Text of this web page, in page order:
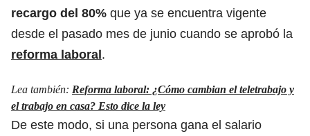
recargo del 80% que ya se encuentra vigente
desde el pasado mes de junio cuando se aprobó la
reforma laboral.
Lea también: Reforma laboral: ¿Cómo cambian el teletrabajo y
el trabajo en casa? Esto dice la ley
De este modo, si una persona gana el salario